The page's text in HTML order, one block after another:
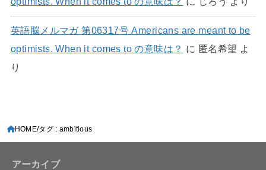
英語脳メルマガ 第06317号 Americans are meant to be
optimists. When it comes to の意味は？ に 匿名希望 よ
り
HOME タグ : ambitious
アーカイブ